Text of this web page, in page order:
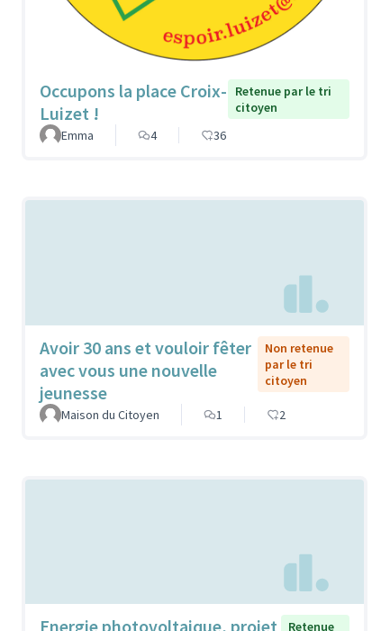
Occupons la place Croix-
Luizet !
Retenue par le tri
citoyen
Emma
4 36
Avoir 30 ans et vouloir fêter
avec vous une nouvelle
jeunesse
Non retenue
par le tri
citoyen
Maison du Citoyen 1 2
Energie photovoltaique, projet Retenue